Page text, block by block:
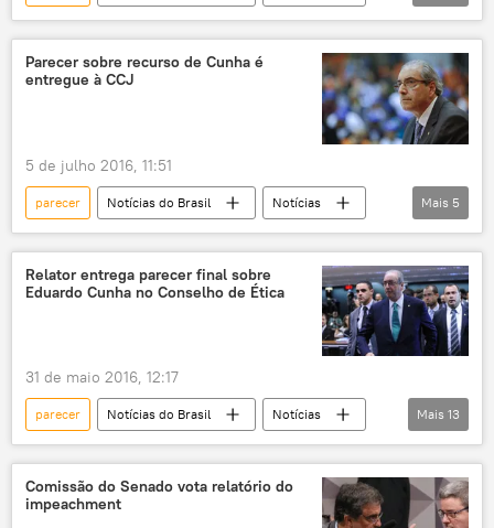
Eduardo Cunha
Câmara dos Deputados
Conselho de Ética
relator
Parecer sobre recurso de Cunha é
entregue à CCJ
5 de julho 2016, 11:51
parecer Notícias do Brasil
Notícias
Eduardo Cunha
CCJ
Câmara dos Deputados
recurso
cassação
Mais 5
Relator entrega parecer final sobre
Eduardo Cunha no Conselho de Ética
31 de maio 2016, 12:17
parecer Notícias do Brasil
Notícias
Eduardo Cunha
Marcos Rogério
PMDB
DEM
Conselho de Ética
Câmara dos Deputados
contas no exterior
Mais 13
Comissão do Senado vota relatório do
impeachment